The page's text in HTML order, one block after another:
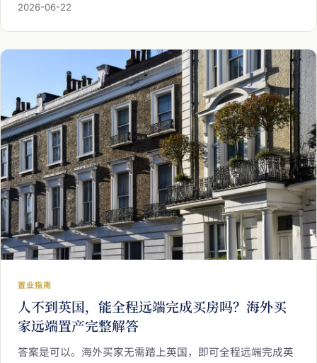
您的置业之路心中有数、从容地前行。
2026-06-22
置业指南
人不到英国，能全程远端完成买房吗？海外买
家远端置产完整解答
答案是可以。海外买家无需踏上英国，即可全程远端完成英